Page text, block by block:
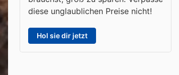
diese unglaublichen Preise nicht!
Hol sie dir jetzt